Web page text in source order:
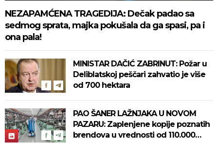
NEZAPAMĆENA TRAGEDIJA: Dečak padao sa
sedmog sprata, majka pokušala da ga spasi, pa i
ona pala!
MINISTAR DAČIĆ ZABRINUT: Požar u
Deliblatskoj peščari zahvatio je više
od 700 hektara
PAO ŠANER LAŽNJAKA U NOVOM
PAZARU: Zaplenjene kopije poznatih
brendova u vrednosti od 110.000